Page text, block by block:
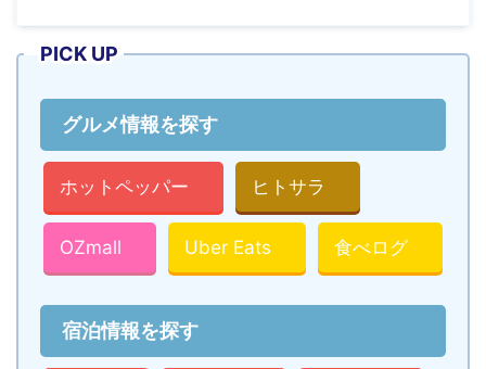
PICK UP
グルメ情報を探す
ホットペッパー ヒトサラ
OZmall Uber Eats 食べログ
宿泊情報を探す